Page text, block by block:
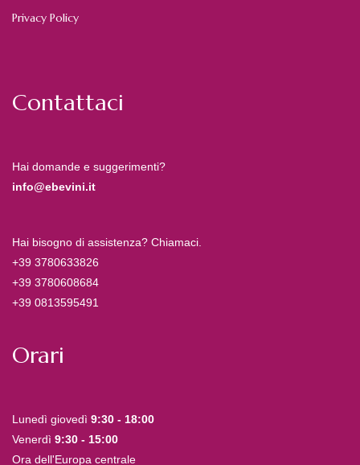
Privacy Policy
Contattaci
Hai domande e suggerimenti?
info@ebevini.it
Hai bisogno di assistenza? Chiamaci.
+39 3780633826
+39 3780608684
+39 0813595491
Orari
Lunedì giovedì 9:30 - 18:00
Venerdì 9:30 - 15:00
Ora dell'Europa centrale